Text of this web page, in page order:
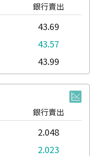
銀行賣出
43.69
43.57
43.99
銀行賣出
2.048
2.023